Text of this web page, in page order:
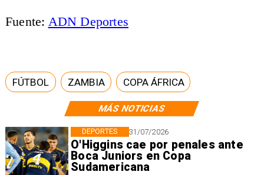
MÁS NOTICIAS
31/07/2026
O'Higgins cae por penales ante
Boca Juniors en Copa
Sudamericana
DEPORTES
Fuente: ADN Deportes
FÚTBOL ZAMBIA COPA ÁFRICA